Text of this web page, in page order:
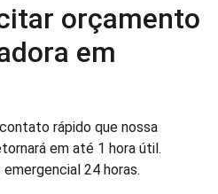
orçamento
em
rápido que nossa
em até 1 hora útil.
24 horas.